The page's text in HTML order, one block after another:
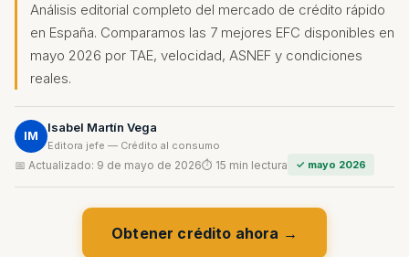
Análisis editorial completo del mercado de crédito rápido
en España. Comparamos las 7 mejores EFC disponibles en
mayo 2026 por TAE, velocidad, ASNEF y condiciones
reales.
IM
Isabel Martín Vega
Editora jefe — Crédito al consumo
📅 Actualizado: 9 de mayo de 2026⏱ 15 min lectura ✓ mayo 2026
Obtener crédito ahora →